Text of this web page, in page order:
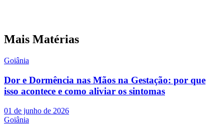
Mais Matérias
Goiânia
Dor e Dormência nas Mãos na Gestação: por que
isso acontece e como aliviar os sintomas
01 de junho de 2026
Goiânia